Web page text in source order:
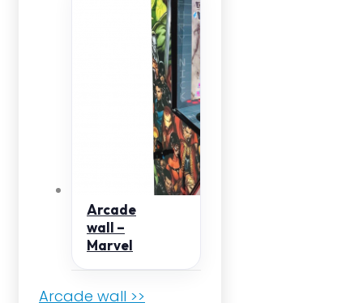
Arcade
wall –
Marvel
Arcade wall >>